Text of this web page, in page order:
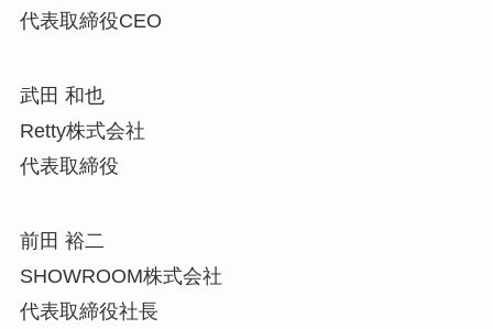
代表取締役CEO
武田 和也
Retty株式会社
代表取締役
前田 裕二
SHOWROOM株式会社
代表取締役社長